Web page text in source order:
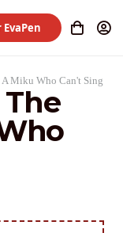
Miku Who Can't Sing